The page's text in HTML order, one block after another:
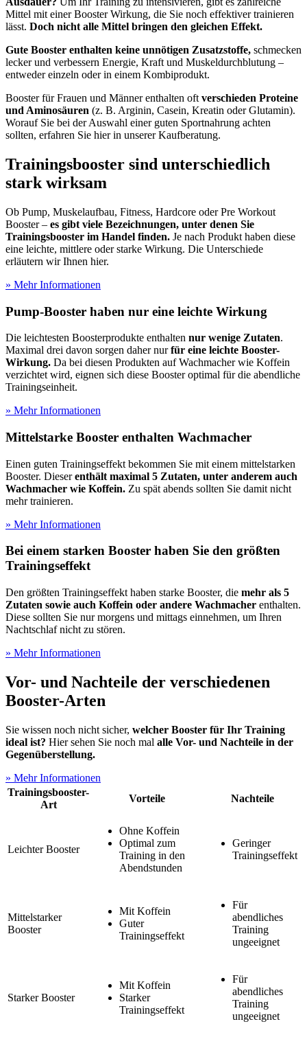
Mittel mit einer Booster Wirkung, die Sie noch effektiver trainieren
lässt. Doch nicht alle Mittel bringen den gleichen Effekt.
Gute Booster enthalten keine unnötigen Zusatzstoffe, schmecken
lecker und verbessern Energie, Kraft und Muskeldurchblutung –
entweder einzeln oder in einem Kombiprodukt.
Booster für Frauen und Männer enthalten oft verschieden Proteine
und Aminosäuren (z. B. Arginin, Casein, Kreatin oder Glutamin).
Worauf Sie bei der Auswahl einer guten Sportnahrung achten
sollten, erfahren Sie hier in unserer Kaufberatung.
Trainingsbooster sind unterschiedlich
stark wirksam
Ob Pump, Muskelaufbau, Fitness, Hardcore oder Pre Workout
Booster – es gibt viele Bezeichnungen, unter denen Sie
Trainingsbooster im Handel finden. Je nach Produkt haben diese
eine leichte, mittlere oder starke Wirkung. Die Unterschiede
erläutern wir Ihnen hier.
» Mehr Informationen
Pump-Booster haben nur eine leichte Wirkung
Die leichtesten Boosterprodukte enthalten nur wenige Zutaten.
Maximal drei davon sorgen daher nurfür eine leichte Booster-
Wirkung. Da bei diesen Produkten auf Wachmacher wie Koffein
verzichtet wird, eignen sich diese Booster optimal für die abendliche
Trainingseinheit.
» Mehr Informationen
Mittelstarke Booster enthalten Wachmacher
Einen guten Trainingseffekt bekommen Sie mit einem mittelstarken
Booster. Dieserenthält maximal 5 Zutaten, unter anderem auch
Wachmacher wie Koffein. Zu spät abends sollten Sie damit nicht
mehr trainieren.
» Mehr Informationen
Bei einem starken Booster haben Sie den größten
Trainingseffekt
Den größten Trainingseffekt haben starke Booster, die mehr als 5
Zutaten sowie auch Koffein oder andere Wachmacher enthalten.
Diese sollten Sie nur morgens und mittags einnehmen, um Ihren
Nachtschlaf nicht zu stören.
» Mehr Informationen
Vor- und Nachteile der verschiedenen
Booster-Arten
Sie wissen noch nicht sicher, welcher Booster für Ihr Training
ideal ist? Hier sehen Sie noch mal alle Vor- und Nachteile in der
Gegenüberstellung.
» Mehr Informationen
Trainingsbooster-
Art
Vorteile Nachteile
Leichter Booster
Ohne Koffein
Optimal zum
Training in den
Abendstunden
Geringer
Trainingseffekt
Mittelstarker
Booster
Mit Koffein
Guter
Trainingseffekt
Für
abendliches
Training
ungeeignet
Starker Booster
Mit Koffein
Starker
Trainingseffekt
Für
abendliches
Training
ungeeignet